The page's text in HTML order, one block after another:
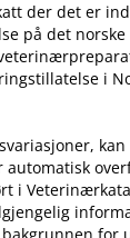
der det er
på det
i
i